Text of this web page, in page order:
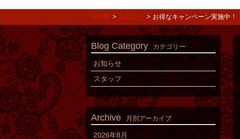
HOME > お知らせ > お得なキャンペーン実施中！
Blog Category カテゴリー
お知らせ
スタッフ
Archive 月別アーカイブ
2026年8月